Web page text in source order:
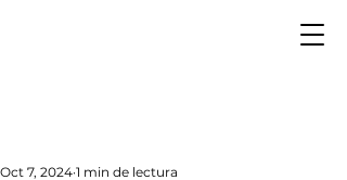
Oct 7, 2024 1 min de lectura